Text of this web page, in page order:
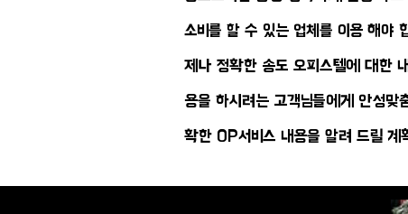
소비를 할 수 있는 업체를 이용 해야
제나 정확한 송도 오피스텔에 대한
용을 하시려는 고객님들에게 안성맞
확한 OP서비스 내용을 알려 드릴 계